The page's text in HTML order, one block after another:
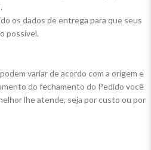
os dados de entrega para que seus
possível.
variar de acordo com a origem e
do fechamento do Pedido você
lhe atende, seja por custo ou por